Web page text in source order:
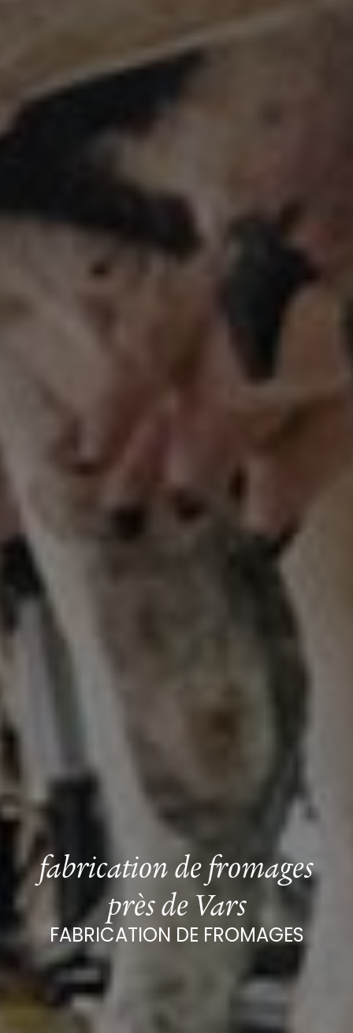
fabrication de fromages
près de Vars
FABRICATION DE FROMAGES